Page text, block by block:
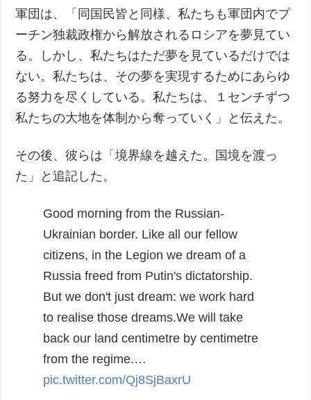
軍団は、「同国民皆と同様、私たちも軍団内でプ
ーチン独裁政権から解放されるロシアを夢見てい
る。しかし、私たちはただ夢を見ているだけでは
ない。私たちは、その夢を実現するためにあらゆ
る努力を尽くしている。私たちは、１センチずつ
私たちの大地を体制から奪っていく」と伝えた。
その後、彼らは「境界線を越えた。国境を渡っ
た」と追記した。
Good morning from the Russian-
Ukrainian border. Like all our fellow
citizens, in the Legion we dream of a
Russia freed from Putin's dictatorship.
But we don't just dream: we work hard
to realise those dreams.We will take
back our land centimetre by centimetre
from the regime.…
pic.twitter.com/Qj8SjBaxrU